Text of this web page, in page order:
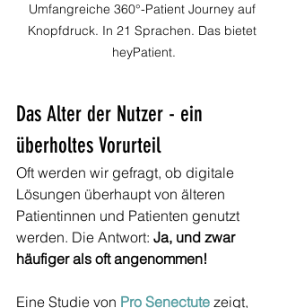
Umfangreiche 360°-Patient Journey auf
Knopfdruck. In 21 Sprachen. Das bietet
heyPatient.
Das Alter der Nutzer - ein
überholtes Vorurteil
Oft werden wir gefragt, ob digitale
Lösungen überhaupt von älteren
Patientinnen und Patienten genutzt
werden. Die Antwort: Ja, und zwar
häufiger als oft angenommen!
Eine Studie von Pro Senectute zeigt,